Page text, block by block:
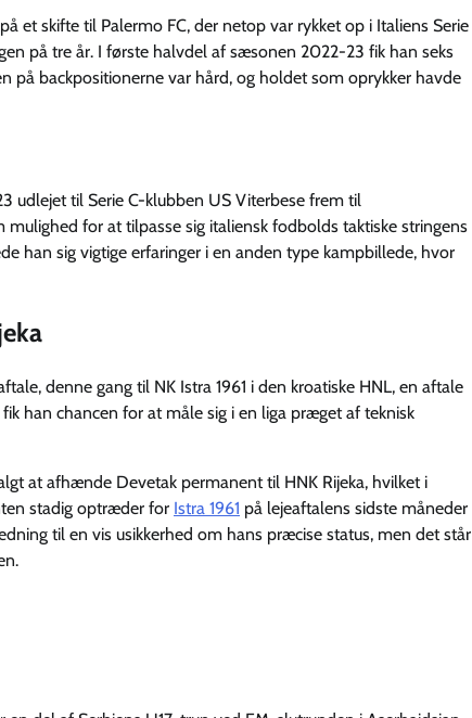
et skifte til Palermo FC, der netop var rykket op i Italiens Serie
på tre år. I første halvdel af sæsonen 2022-23 fik han seks
på backpositionerne var hård, og holdet som oprykker havde
udlejet til Serie C-klubben US Viterbese frem til
for at tilpasse sig italiensk fodbolds taktiske stringens
han sig vigtige erfaringer i en anden type kampbillede, hvor
denne gang til NK Istra 1961 i den kroatiske HNL, en aftale
han chancen for at måle sig i en liga præget af teknisk
at afhænde Devetak permanent til HNK Rijeka, hvilket i
stadig optræder for Istra 1961 på lejeaftalens sidste måneder
til en vis usikkerhed om hans præcise status, men det står